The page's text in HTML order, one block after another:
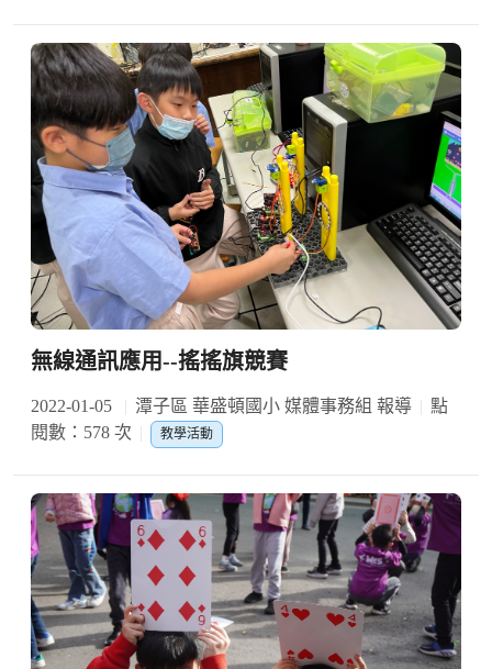
無線通訊應用--搖搖旗競賽
2022-01-05 潭子區 華盛頓國小 媒體事務組 報導
點
閱數：578 次
教學活動